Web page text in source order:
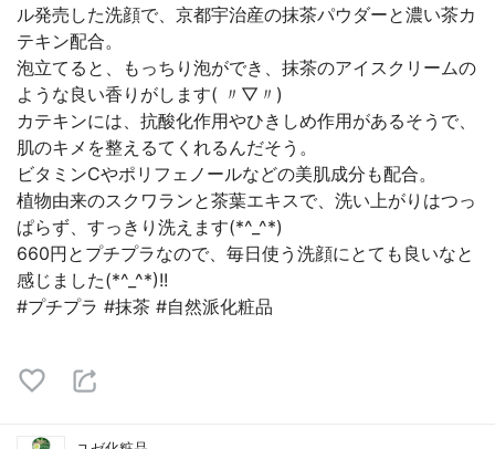
ル発売した洗顔で、京都宇治産の抹茶パウダーと濃い茶カ
テキン配合。
泡立てると、もっちり泡ができ、抹茶のアイスクリームの
ような良い香りがします( 〃▽〃)
カテキンには、抗酸化作用やひきしめ作用があるそうで、
肌のキメを整えるてくれるんだそう。
ビタミンCやポリフェノールなどの美肌成分も配合。
植物由来のスクワランと茶葉エキスで、洗い上がりはつっ
ぱらず、すっきり洗えます(*^_^*)
660円とプチプラなので、毎日使う洗顔にとても良いなと
感じました(*^_^*)!!
#プチプラ #抹茶 #自然派化粧品